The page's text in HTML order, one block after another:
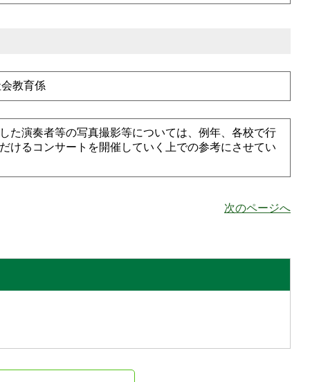
教育係
た演奏者等の写真撮影等については、例年、各校で行
けるコンサートを開催していく上での参考にさせてい
次のページへ